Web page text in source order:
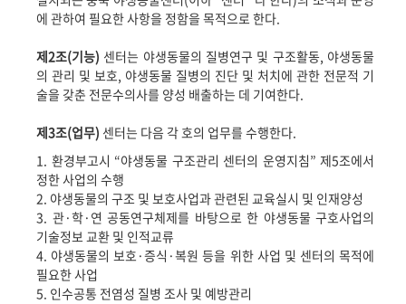
에 관하여 필요한 사항을 정함을 목적으로 한다.
제2조(기능) 센터는 야생동물의 질병연구 및 구조활동, 야생동물
의 관리 및 보호, 야생동물 질병의 진단 및 처치에 관한 전문적 기
술을 갖춘 전문수의사를 양성 배출하는 데 기여한다.
제3조(업무) 센터는 다음 각 호의 업무를 수행한다.
1. 환경부고시 “야생동물 구조관리 센터의 운영지침” 제5조에서
정한 사업의 수행
2. 야생동물의 구조 및 보호사업과 관련된 교육실시 및 인재양성
3. 관·학· 연 공동연구체제를 바탕으로 한 야생동물 구호사업의
기술정보 교환 및 인적교류
4. 야생동물의 보호 ·증식 ·복원 등을 위한 사업 및 센터의 목적에
필요한 사업
5. 인수공통 전염성 질병 조사 및 예방관리